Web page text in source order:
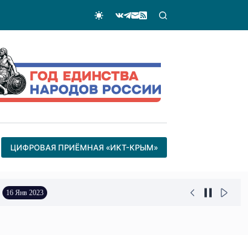
ЦИФРОВАЯ ПРИЁМНАЯ «ИКТ-КРЫМ»
16 Янв 2023